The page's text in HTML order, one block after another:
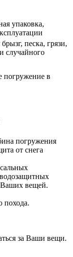
упаковка,
песка, грязи,
случайного
погружение в
Ваших вещей.
похода.
за Ваши вещи.